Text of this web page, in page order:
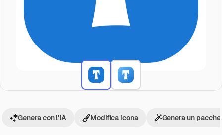
Genera con l'IA Modifica icona Genera un